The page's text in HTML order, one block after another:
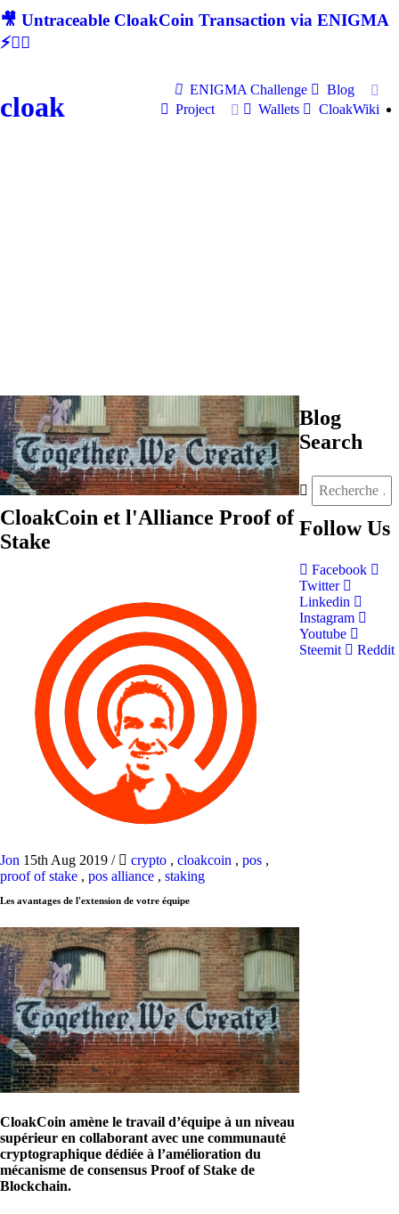
🎥 Untraceable CloakCoin Transaction via ENIGMA
⚡🕵‍♂
cloak
ENIGMA Challenge
Blog
Project
Wallets CloakWiki
CloakCoin et l'Alliance Proof of
Stake
Jon 15th Aug 2019 / crypto , cloakcoin , pos ,
proof of stake , pos alliance , staking
Les avantages de l'extension de votre équipe
CloakCoin amène le travail d’équipe à un niveau
supérieur en collaborant avec une communauté
cryptographique dédiée à l’amélioration du
mécanisme de consensus Proof of Stake de
Blockchain.
Blog
Search
Follow Us
Facebook
Twitter
Linkedin
Instagram
Youtube
Steemit
Reddit